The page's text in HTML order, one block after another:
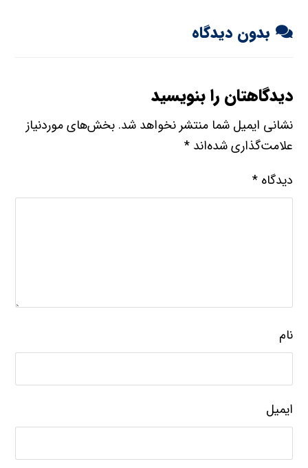
بدون دیدگاه
دیدگاهتان را بنویسید
نشانی ایمیل شما منتشر نخواهد شد. بخش‌های موردنیاز
علامت‌گذاری شده‌اند*
دیدگاه*
نام
ایمیل